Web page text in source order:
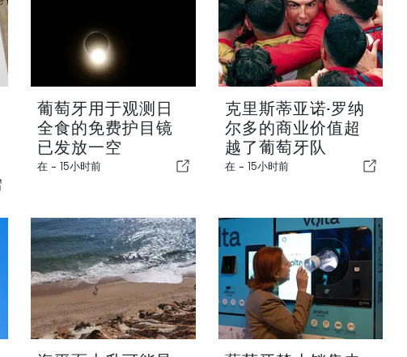
葡萄牙用于观测日
全食的免费护目镜
已发放一空
在 -15小时前
克里斯蒂亚诺·罗纳
尔多的商业价值超
越了葡萄牙队
在 - 15小时前